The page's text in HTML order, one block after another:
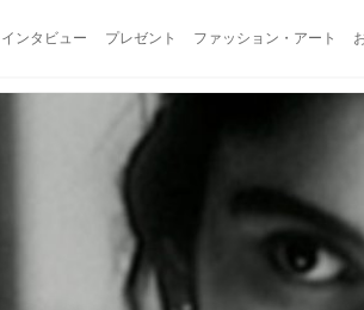
インタビュー プレゼント ファッション・アート